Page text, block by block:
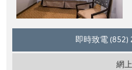
即時致電 (852)
網